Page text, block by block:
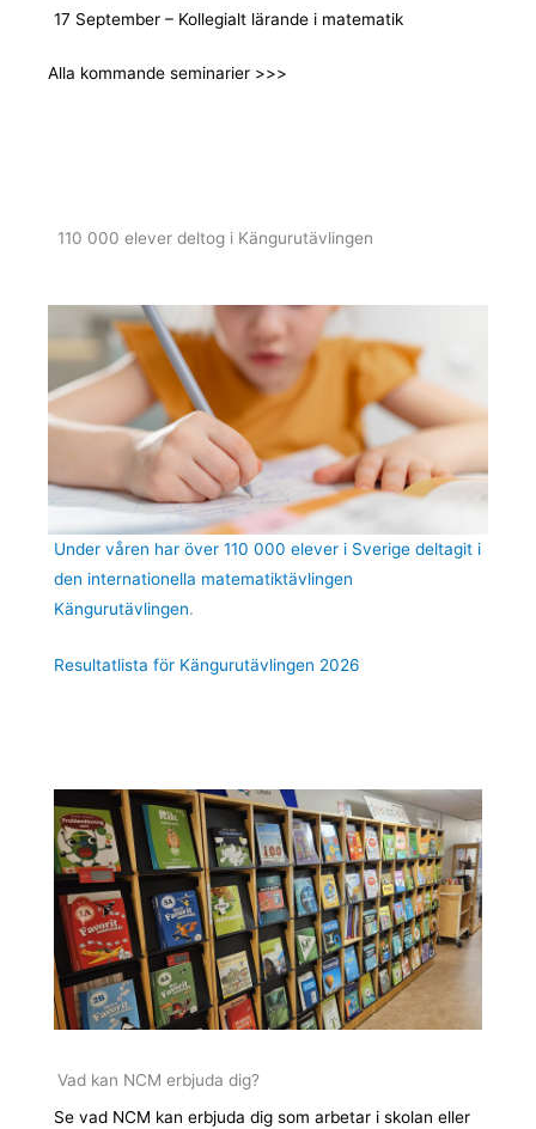
17 September – Kollegialt lärande i matematik
Alla kommande seminarier >>>
110 000 elever deltog i Kängurutävlingen
Under våren har över 110 000 elever i Sverige deltagit i
den internationella matematiktävlingen
Kängurutävlingen.
Resultatlista för Kängurutävlingen 2026
Vad kan NCM erbjuda dig?
Se vad NCM kan erbjuda dig som arbetar i skolan eller